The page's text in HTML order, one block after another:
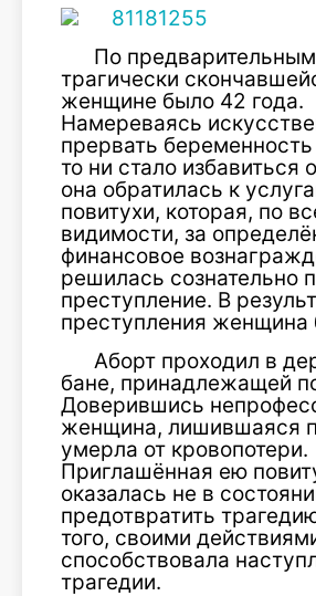
По
трагически
женщине было 42 года.
Намереваясь
прервать
то ни стало избавиться
она обратилась к
повитухи, которая, по
видимости, за
финансовое
решилась сознательно
преступление. В
преступления женщина
Аборт проходил в
бане, принадлежащей
Доверившись
женщина, лишившаяся
умерла от кровопотери.
Приглашённая ею
оказалась не в
предотвратить
того, своими
способствовала
трагедии.